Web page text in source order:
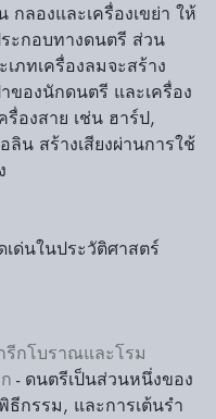
กลองและเครื่องเขย่า ให้
ะกอบทางดนตรี ส่วน
เภทเครื่องลมจะสร้าง
าของนักดนตรี และเครื่อง
รื่องสาย เช่น ฮาร์ป,
ลิน สร้างเสียงผ่านการใช้
ด่นในประวัติศาสตร์
กโบราณและโรม
- ดนตรีเป็นส่วนหนึ่งของ
กรรม, และการเต้นรำ